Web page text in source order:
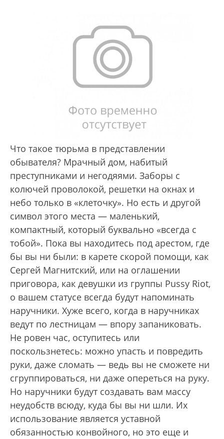
Что такое тюрьма в представлении
обывателя? Мрачный дом, набитый
преступниками и негодяями. Заборы с
колючей проволокой, решетки на окнах и
небо только в «клеточку». Но есть и другой
символ этого места — маленький,
компактный, который буквально «всегда с
тобой». Пока вы находитесь под арестом, где
бы вы ни были: в карете скорой помощи, как
Сергей Магнитский, или на оглашении
приговора, как девушки из группы Pussy Riot,
о вашем статусе всегда будут напоминать
наручники. Хуже всего, когда в наручниках
ведут по лестницам — впору запаниковать.
Не ровен час, оступитесь или
поскользнетесь: можно упасть и повредить
руки, даже сломать — ведь вы не сможете ни
сгруппироваться, ни даже опереться на руку.
Но наручники будут создавать вам массу
неудобств всюду, куда бы вы ни шли. Их
использование является уставной
обязанностью конвойного, но это еще и